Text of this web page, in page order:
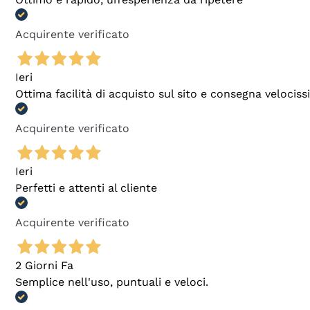
Acquirente verificato
Ieri
Ottima facilità di acquisto sul sito e consegna
Acquirente verificato
Ieri
Perfetti e attenti al cliente
Acquirente verificato
2 Giorni Fa
Semplice nell'uso, puntuali e veloci.